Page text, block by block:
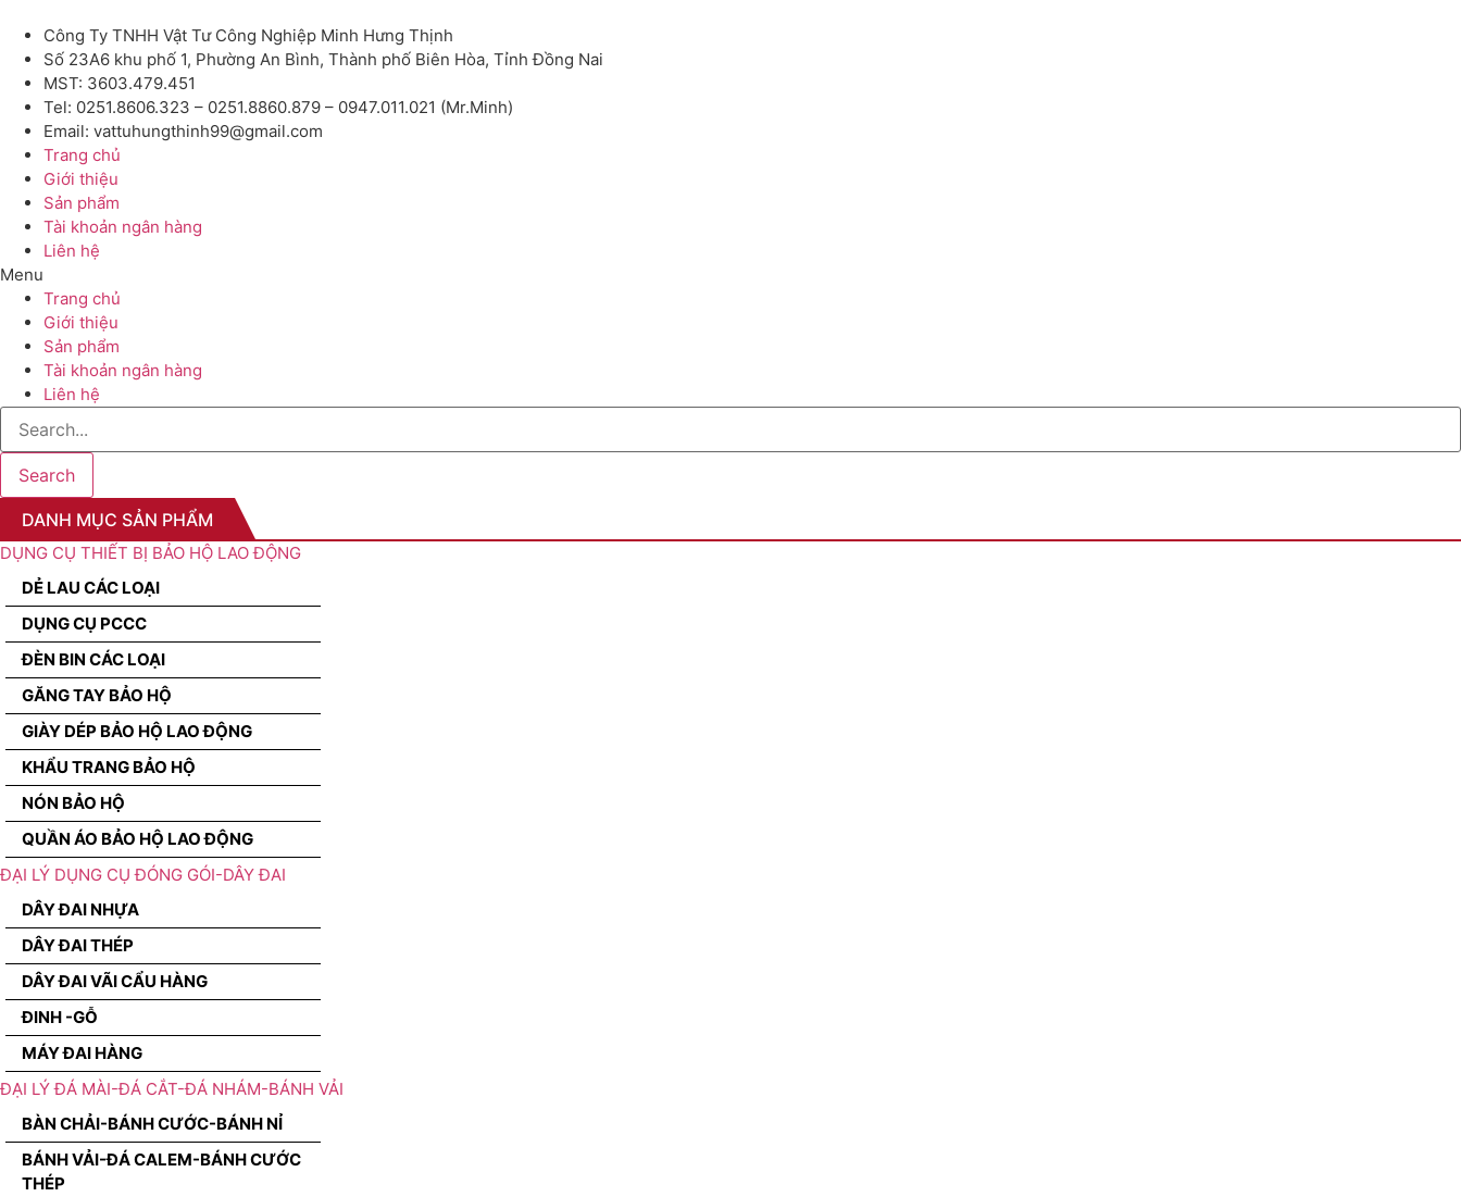
Công Ty TNHH Vật Tư Công Nghiệp Minh Hưng Thịnh
Số 23A6 khu phố 1, Phường An Bình, Thành phố Biên Hòa, Tỉnh Đồng Nai
MST: 3603.479.451
Tel: 0251.8606.323 – 0251.8860.879 – 0947.011.021 (Mr.Minh)
Email: vattuhungthinh99@gmail.com
Trang chủ
Giới thiệu
Sản phẩm
Tài khoản ngân hàng
Liên hệ
Menu
Trang chủ
Giới thiệu
Sản phẩm
Tài khoản ngân hàng
Liên hệ
Search
DANH MỤC SẢN PHẨM
DỤNG CỤ THIẾT BỊ BẢO HỘ LAO ĐỘNG
DẺ LAU CÁC LOẠI
DỤNG CỤ PCCC
ĐÈN BIN CÁC LOẠI
GĂNG TAY BẢO HỘ
GIÀY DÉP BẢO HỘ LAO ĐỘNG
KHẨU TRANG BẢO HỘ
NÓN BẢO HỘ
QUẦN ÁO BẢO HỘ LAO ĐỘNG
ĐẠI LÝ DỤNG CỤ ĐÓNG GÓI-DÂY ĐAI
DÂY ĐAI NHỰA
DÂY ĐAI THÉP
DÂY ĐAI VÃI CẨU HÀNG
ĐINH -GỖ
MÁY ĐAI HÀNG
ĐẠI LÝ ĐÁ MÀI-ĐÁ CẮT-ĐÁ NHÁM-BÁNH VẢI
BÀN CHẢI-BÁNH CƯỚC-BÁNH NỈ
BÁNH VẢI-ĐÁ CALEM-BÁNH CƯỚC
THÉP